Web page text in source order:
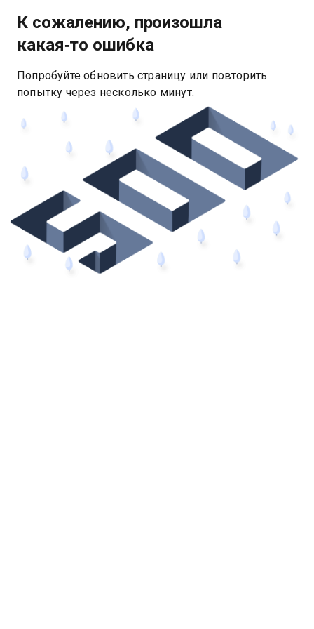
К сожалению, произошла
какая‑то ошибка
Попробуйте обновить страницу или повторить
попытку через несколько минут.